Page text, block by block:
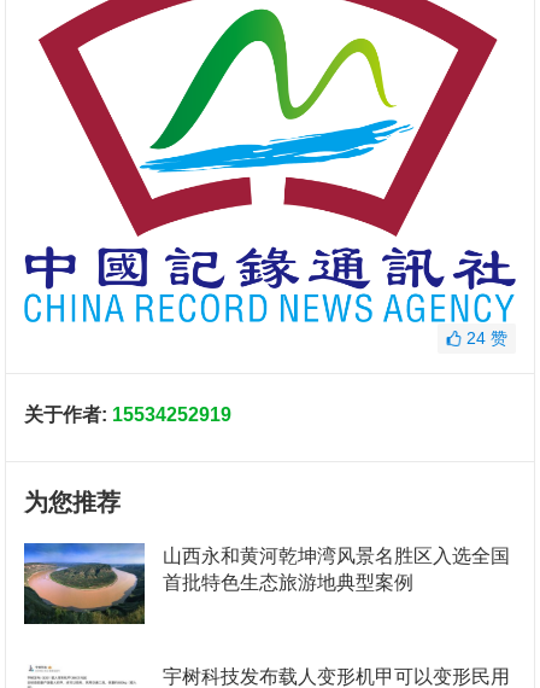
24 赞
关于作者: 15534252919
为您推荐
山西永和黄河乾坤湾风景名胜区入选全国
首批特色生态旅游地典型案例
宇树科技发布载人变形机甲可以变形民用